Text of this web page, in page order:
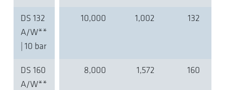
DS 132
A/W**
| 10 bar
10,000 1,002 132
DS 160
A/W**
8,000 1,572 160